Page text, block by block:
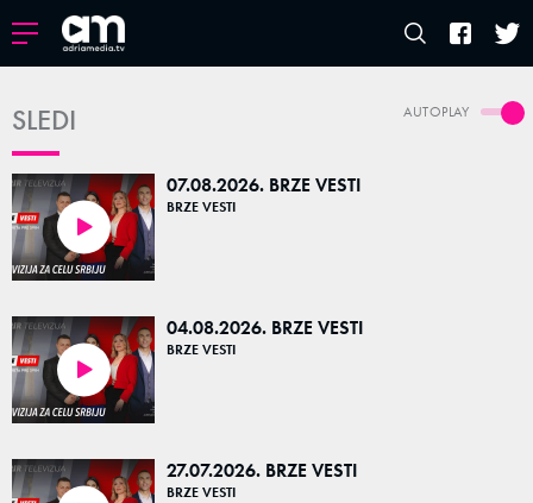
AUTOPLAY
SLEDI
07.08.2026. BRZE VESTI
BRZE VESTI
04.08.2026. BRZE VESTI
BRZE VESTI
27.07.2026. BRZE VESTI
BRZE VESTI